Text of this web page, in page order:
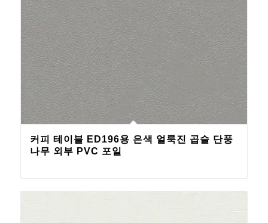
커피 테이블 ED196용 은색 얼룩진 곱슬 단풍
나무 외부 PVC 포일